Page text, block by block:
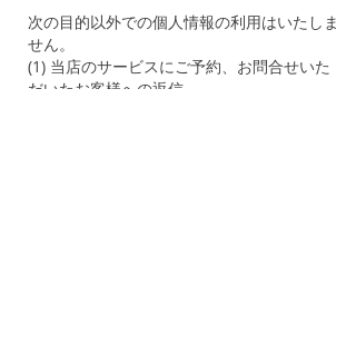
次の目的以外での個人情報の利用はいたしま
せん。
(1) 当店のサービスにご予約、お問合せいた
だいたお客様への返信。